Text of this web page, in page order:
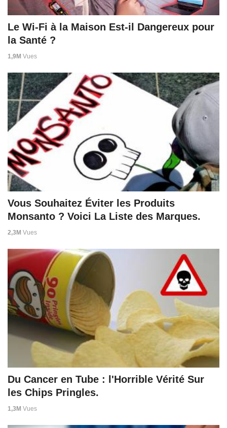
Le Wi-Fi à la Maison Est-il Dangereux pour
la Santé ?
1,9M Vues
Vous Souhaitez Éviter les Produits
Monsanto ? Voici La Liste des Marques.
2,3M Vues
Du Cancer en Tube : l'Horrible Vérité Sur
les Chips Pringles.
1,3M Vues